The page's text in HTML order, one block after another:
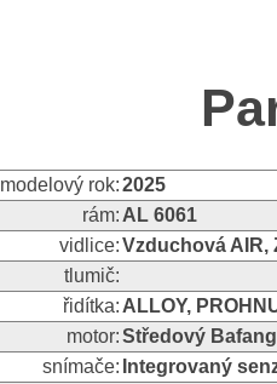
modelový rok:2025
rám: AL 6061
vidlice:Vzduchová AIR,
tlumič:
řidítka: ALLOY,
motor:Středový Bafang
snímače: Integrovaný